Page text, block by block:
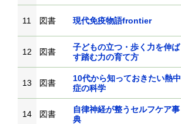
11 図書 現代免疫物語frontier
12 図書
子どもの立つ・歩く力を伸ば
す踏む力の育て方
13 図書
10代から知っておきたい熱中
症の科学
14 図書
自律神経が整うセルフケア事
典